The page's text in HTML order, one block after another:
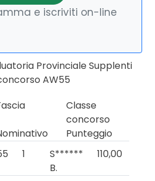
e iscriviti on-line
Provinciale Supplenti
AW55
Classe
concorso
Punteggio
1
S******
B.
110,00